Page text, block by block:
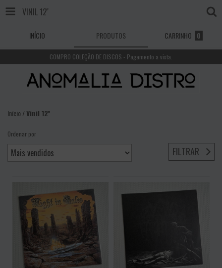
VINIL 12''
INÍCIO PRODUTOS CARRINHO 0
COMPRO COLEÇÃO DE DISCOS - Pagamento a vista.
Início /Vinil 12''
Ordenar por
FILTRAR